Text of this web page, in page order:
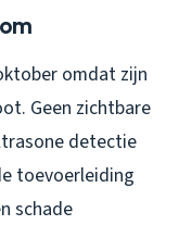
omdat zijn
Geen zichtbare
detectie
toevoerleiding
schade